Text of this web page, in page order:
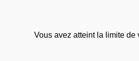
Vous avez atteint la limite de